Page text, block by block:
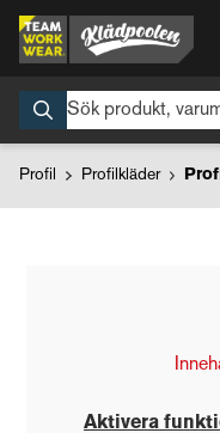
Profil Profilkläder
Aktivera